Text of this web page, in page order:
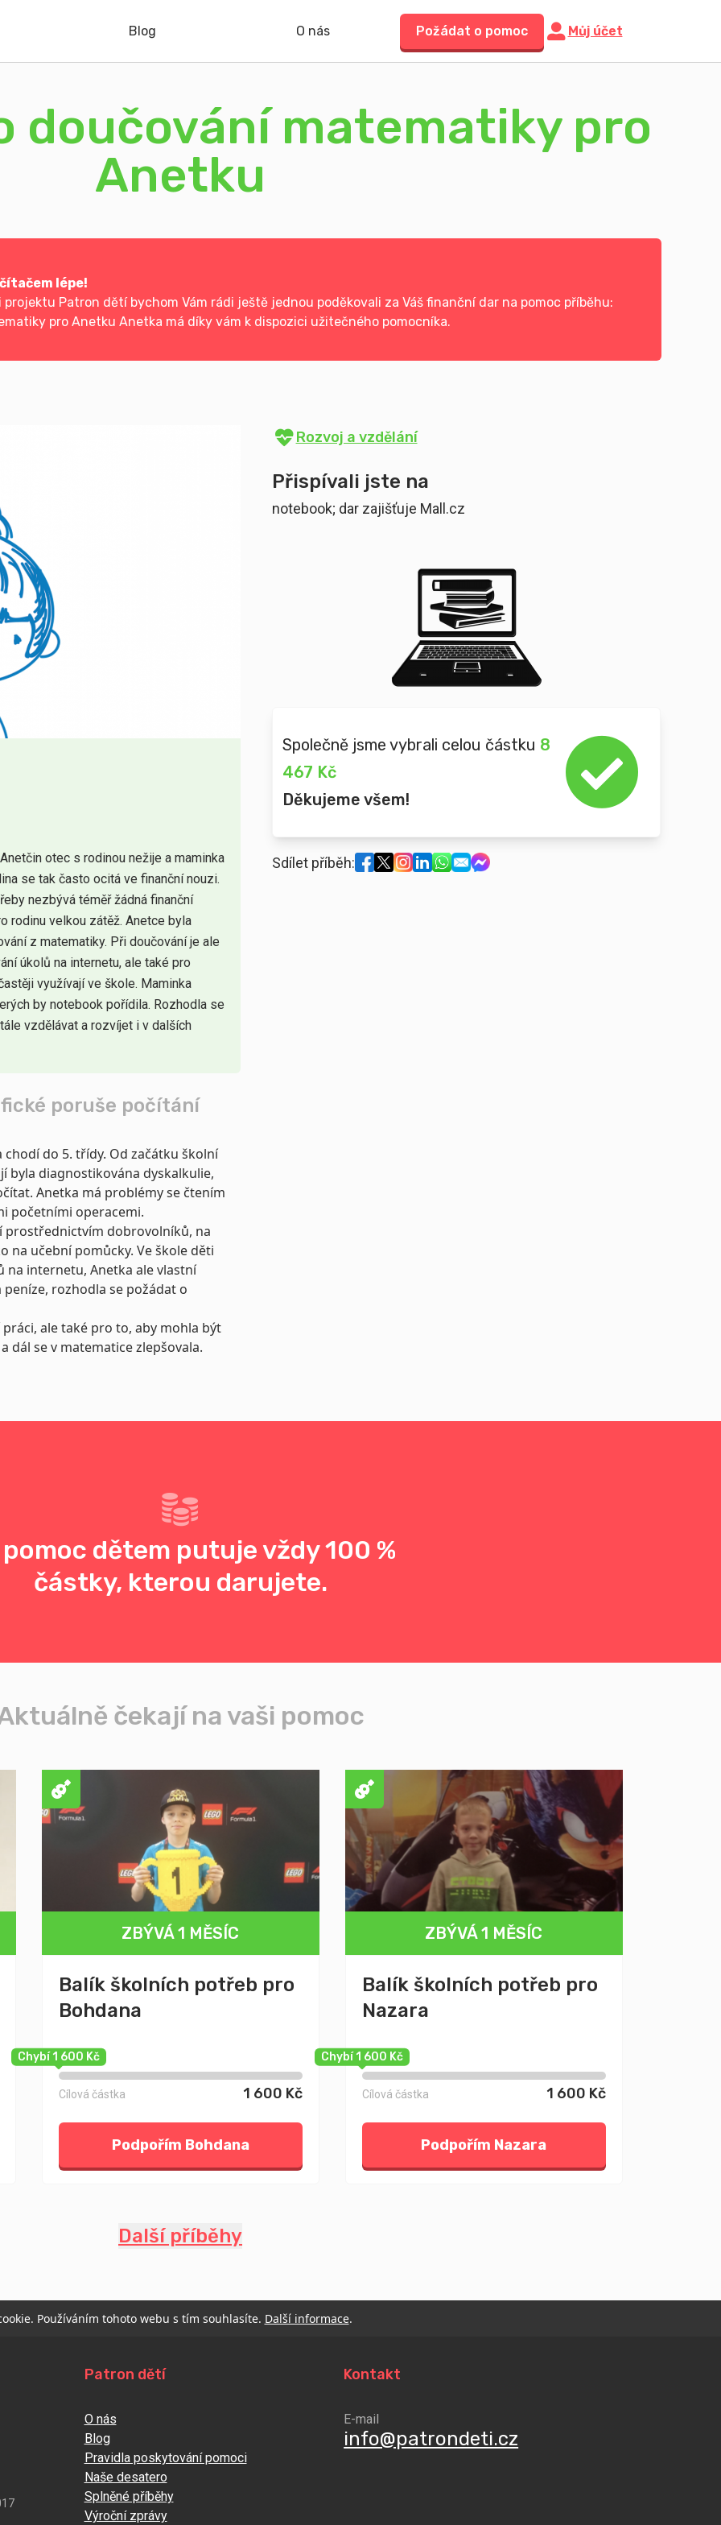
Blog O nás Požádat o pomoc Můj účet
doučování matematiky pro
Anetku
lépe!
Patron dětí bychom Vám rádi ještě jednou poděkovali za Váš finanční dar na pomoc příběhu:
pro Anetku Anetka má díky vám k dispozici užitečného pomocníka.
otec s rodinou nežije a maminka
se tak často ocitá ve finanční nouzi.
nezbývá téměř žádná finanční
rodinu velkou zátěž. Anetce byla
z matematiky. Při doučování je ale
úkolů na internetu, ale také pro
využívají ve škole. Maminka
by notebook pořídila. Rozhodla se
vzdělávat a rozvíjet i v dalších
Rozvoj a vzdělání
Přispívali jste na
notebook; dar zajišťuje Mall.cz
Společně jsme vybrali celou částku 8
467 Kč
Děkujeme všem!
Sdílet příběh:
poruše počítání
do 5. třídy. Od začátku školní
byla diagnostikována dyskalkulie,
Anetka má problémy se čtením
početními operacemi.
dobrovolníků, na
na učební pomůcky. Ve škole děti
internetu, Anetka ale vlastní
rozhodla se požádat o
ale také pro to, aby mohla být
dál se v matematice zlepšovala.
dětem putuje vždy 100 %
částky, kterou darujete.
čekají na vaši pomoc
ZBÝVÁ 1 MĚSÍC
Balík školních potřeb pro
Bohdana
Chybí 1 600 Kč
Cílová částka 1 600 Kč
Podpořím Bohdana
ZBÝVÁ 1 MĚSÍC
Balík školních potřeb pro
Nazara
Chybí 1 600 Kč
Cílová částka 1 600 Kč
Podpořím Nazara
Další příběhy
Používáním tohoto webu s tím souhlasíte. Další informace.
Patron dětí
O nás
Blog
Pravidla poskytování pomoci
Naše desatero
Splněné příběhy
Výroční zprávy
Kontakt
E-mail
info@patrondeti.cz